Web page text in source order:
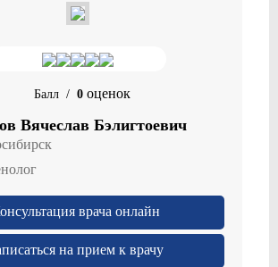
Балл / 0 оценок
Вячеслав Бэлигтоевич
врача онлайн
на прием к врачу